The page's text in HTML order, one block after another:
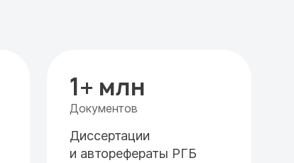
1+ млн
Документов
Диссертации
и авторефераты РГБ